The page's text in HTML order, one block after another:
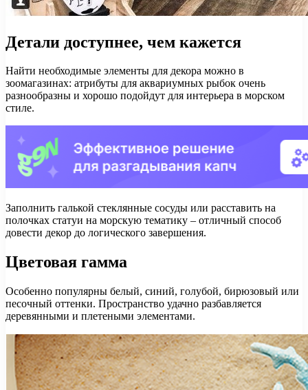
Детали доступнее, чем кажется
Найти необходимые элементы для декора можно в
зоомагазинах: атрибуты для аквариумных рыбок очень
разнообразны и хорошо подойдут для интерьера в морском
стиле.
Заполнить галькой стеклянные сосуды или расставить на
полочках статуи на морскую тематику – отличный способ
довести декор до логического завершения.
Цветовая гамма
Особенно популярны белый, синий, голубой, бирюзовый или
песочный оттенки. Пространство удачно разбавляется
деревянными и плетеными элементами.